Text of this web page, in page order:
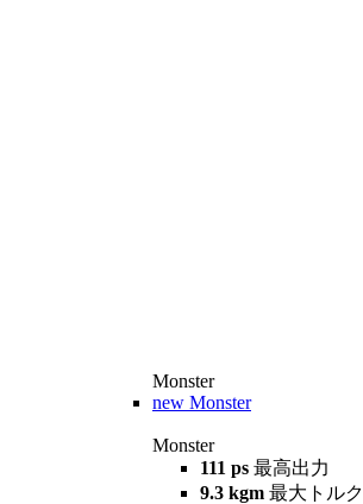
Monster
new Monster
Monster
111 ps 最高出力
9.3 kgm 最大トルク